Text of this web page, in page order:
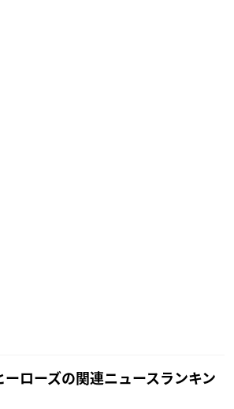
ーローズの関連ニュースランキン